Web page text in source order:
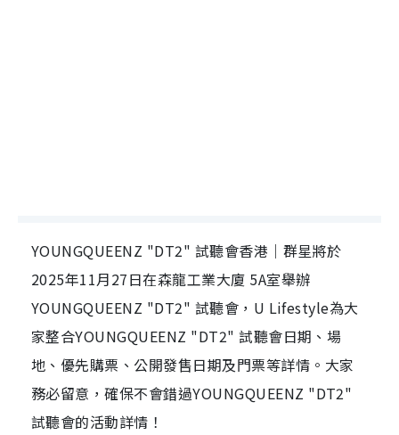
YOUNGQUEENZ "DT2" 試聽會香港｜群星將於
2025年11月27日在森龍工業大廈 5A室舉辦
YOUNGQUEENZ "DT2" 試聽會，U Lifestyle為大
家整合YOUNGQUEENZ "DT2" 試聽會日期、場
地、優先購票、公開發售日期及門票等詳情。大家
務必留意，確保不會錯過YOUNGQUEENZ "DT2"
試聽會的活動詳情！